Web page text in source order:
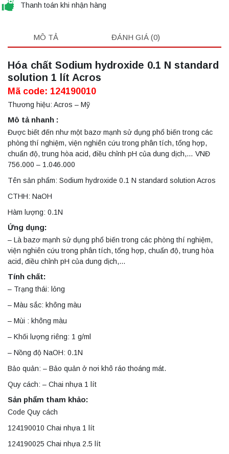
Thanh toán khi nhận hàng
MÔ TẢ ĐÁNH GIÁ (0)
Hóa chất Sodium hydroxide 0.1 N standard
solution 1 lít Acros
Mã code: 124190010
Thương hiệu: Acros – Mỹ
Mô tả nhanh :
Được biết đến như một bazơ mạnh sử dụng phổ biến trong các
phòng thí nghiệm, viện nghiên cứu trong phân tích, tổng hợp,
chuẩn độ, trung hòa acid, điều chỉnh pH của dung dịch,… VNĐ
756.000 – 1.046.000
Tên sản phẩm: Sodium hydroxide 0.1 N standard solution Acros
CTHH: NaOH
Hàm lượng: 0.1N
Ứng dụng:
– Là bazơ mạnh sử dụng phổ biến trong các phòng thí nghiệm,
viện nghiên cứu trong phân tích, tổng hợp, chuẩn độ, trung hòa
acid, điều chỉnh pH của dung dịch,…
Tính chất:
– Trạng thái: lỏng
– Màu sắc: không màu
– Mùi : không màu
– Khối lượng riêng: 1 g/ml
– Nồng độ NaOH: 0.1N
Bảo quản: – Bảo quản ở nơi khô ráo thoáng mát.
Quy cách: – Chai nhựa 1 lít
Sản phẩm tham khảo:
Code Quy cách
124190010 Chai nhựa 1 lít
124190025 Chai nhựa 2.5 lít